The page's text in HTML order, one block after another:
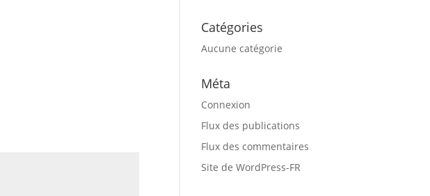
Catégories
Aucune catégorie
Méta
Connexion
Flux des publications
Flux des commentaires
Site de WordPress-FR